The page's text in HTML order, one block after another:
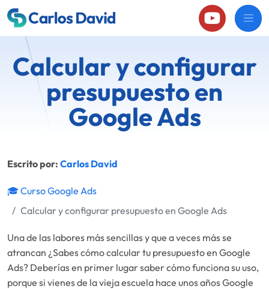
Calcular y configurar
presupuesto en
Google Ads
Escrito por: Carlos David
🎓 Curso Google Ads
Calcular y configurar presupuesto en Google Ads
Una de las labores más sencillas y que a veces más se
atrancan ¿Sabes cómo calcular tu presupuesto en Google
Ads? Deberías en primer lugar saber cómo funciona su uso,
porque si vienes de la vieja escuela hace unos años Google